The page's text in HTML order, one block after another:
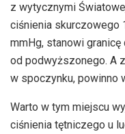
z wytycznymi
ciśnienia skurczowego
mmHg, stanowi
od podwyższonego. A
w spoczynku, powinno
Warto w tym miejscu
ciśnienia tętniczego u